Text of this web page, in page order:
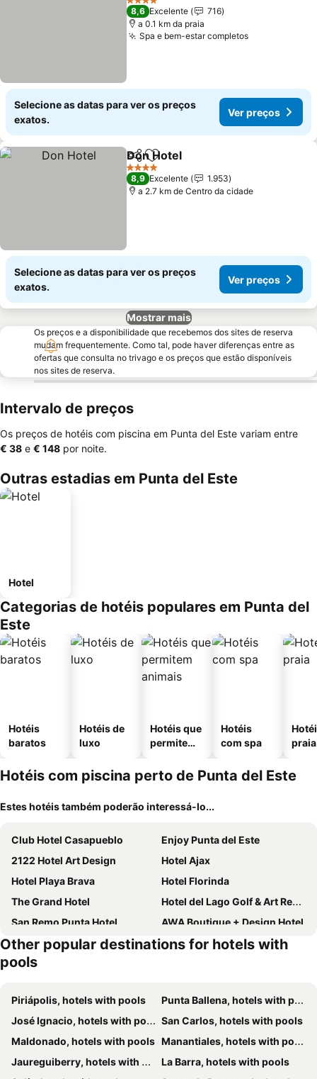
4 Estrelas
8,6 Excelente
716
a 0.1 km da praia
Spa e bem-estar completosVer preços
Selecione as datas para ver os preços
exatos.
Ver preços
PartilharAdicionar aos favoritos
Don Hotel
4 Estrelas
8,9 Excelente
1.953
a 2.7 km de Centro da cidade
Selecione as datas para ver os preços
exatos.
Ver preços
Mostrar mais
Os preços e a disponibilidade que recebemos dos sites de reserva
mudam frequentemente. Como tal, pode haver diferenças entre as
ofertas que consulta no trivago e os preços que estão disponíveis
nos sites de reserva.
Intervalo de preços
Os preços de hotéis com piscina em Punta del Este variam entre
‎€ 38 e ‎€ 148 por noite.
Outras estadias em Punta del Este
Hotel
Categorias de hotéis populares em Punta del
Este
Hotéis
baratos
Hotéis de
luxo
Hotéis que
permitem
Hotéis
com spa
praia
Hotéis com piscina perto de Punta del Este
Estes hotéis também poderão interessá-lo...
Club Hotel Casapueblo
Enjoy Punta del Este
2122 Hotel Art Design
Hotel Ajax
Hotel Playa Brava
Hotel Florinda
The Grand Hotel
Hotel del Lago Golf & Art Resort
San Remo Punta Hotel
AWA Boutique + Design Hotel
Golden Beach
Atlántico Boutique Hotel
Solanas Green Park & Crystal Beach
Hotel L'Auberge
Hotel Romimar
Hotel Fasano Punta del Este
Park Hotel
Hotel La Capilla
Hotel Milano
Punta del Este Arenas Hotel & Resort
La Foret
Other popular destinations for hotels with
pools
Piriápolis, hotels with pools
Punta Ballena, hotels with pools
José Ignacio, hotels with pools
San Carlos, hotels with pools
Maldonado, hotels with pools Manantiales, hotels with pools
Jaureguiberry, hotels with pools
La Barra, hotels with pools